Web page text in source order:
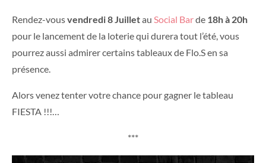
Rendez-vousvendredi 8 Juilletau Social Barde 18h à 20h
pour le lancement de la loterie qui durera tout l’été, vous
pourrez aussi admirer certains tableaux de Flo.S en sa
présence.
Alors venez tenter votre chance pour gagner le tableau
FIESTA !!!…
***